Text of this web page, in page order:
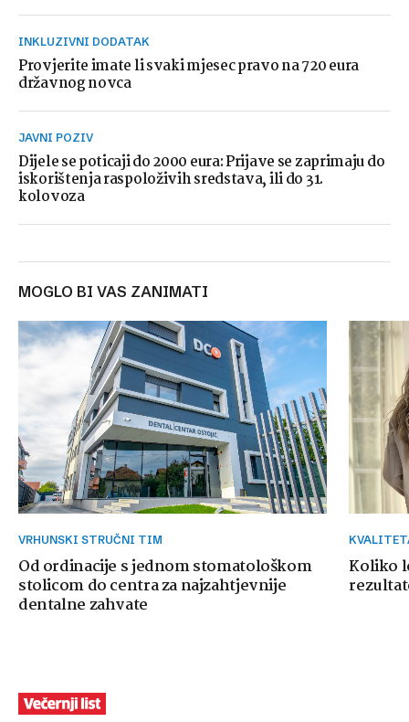
INKLUZIVNI DODATAK
Provjerite imate li svaki mjesec pravo na 720 eura
državnog novca
JAVNI POZIV
Dijele se poticaji do 2000 eura: Prijave se zaprimaju do
iskorištenja raspoloživih sredstava, ili do 31.
kolovoza
MOGLO BI VAS ZANIMATI
VRHUNSKI STRUČNI TIM
Od ordinacije s jednom stomatološkom
stolicom do centra za najzahtjevnije
dentalne zahvate
Koliko